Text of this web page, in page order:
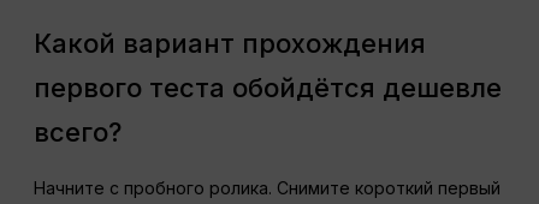
Какой вариант прохождения
первого теста обойдётся дешевле
всего?
Начните с пробного ролика. Снимите короткий первый